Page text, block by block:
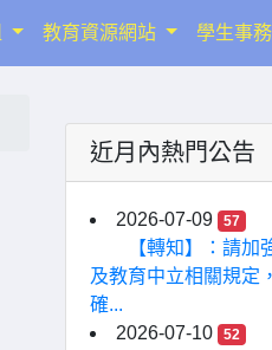
教育資源網站 學生事
近月內熱門公告
2026-07-09 57
【轉知】：請加
及教育中立相關規定
確...
2026-07-10
52